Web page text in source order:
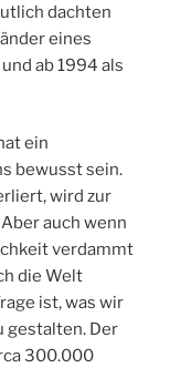
dachten
eines
ab 1994 als
ein
bewusst sein.
wird zur
auch wenn
verdammt
die Welt
ist, was wir
gestalten. Der
300.000